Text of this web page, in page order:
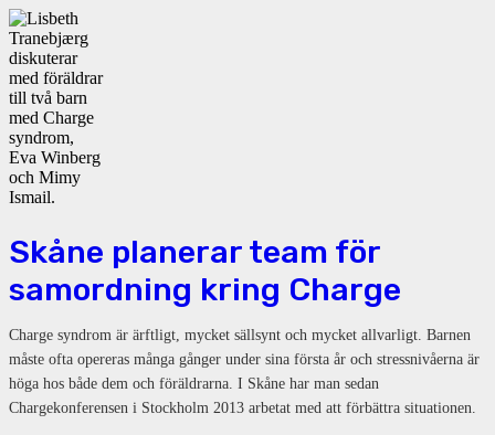
Skåne planerar team för
samordning kring Charge
Charge syndrom är ärftligt, mycket sällsynt och mycket allvarligt. Barnen
måste ofta opereras många gånger under sina första år och stressnivåerna är
höga hos både dem och föräldrarna. I Skåne har man sedan
Chargekonferensen i Stockholm 2013 arbetat med att förbättra situationen.